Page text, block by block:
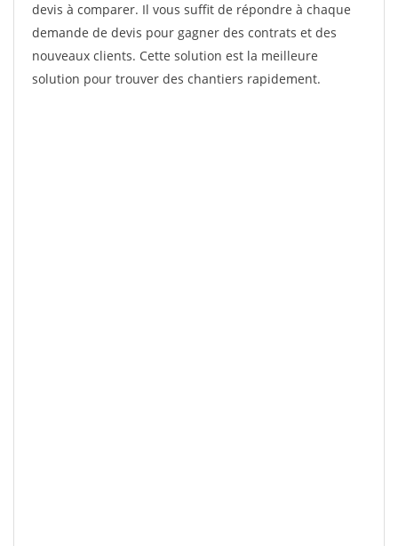
devis à comparer. Il vous suffit de répondre à chaque
demande de devis pour gagner des contrats et des
nouveaux clients. Cette solution est la meilleure
solution pour trouver des chantiers rapidement.